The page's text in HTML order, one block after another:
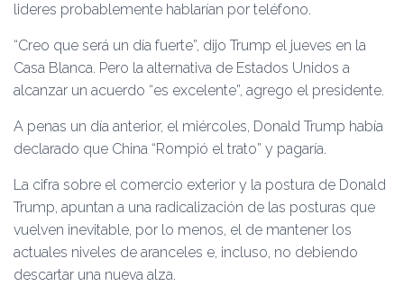
lideres probablemente hablarían por teléfono.
“Creo que será un día fuerte”, dijo Trump el jueves en la
Casa Blanca. Pero la alternativa de Estados Unidos a
alcanzar un acuerdo “es excelente”, agrego el presidente.
A penas un día anterior, el miércoles, Donald Trump había
declarado que China “Rompió el trato” y pagaría.
La cifra sobre el comercio exterior y la postura de Donald
Trump, apuntan a una radicalización de las posturas que
vuelven inevitable, por lo menos, el de mantener los
actuales niveles de aranceles e, incluso, no debiendo
descartar una nueva alza.